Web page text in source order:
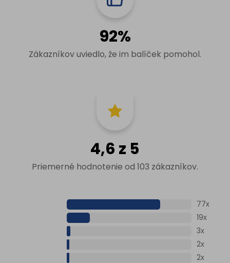
92%
Zákazníkov uviedlo, že im balíček pomohol.
4,6 z 5
Priemerné hodnotenie od 103 zákazníkov.
77x
19x
3x
2x
2x